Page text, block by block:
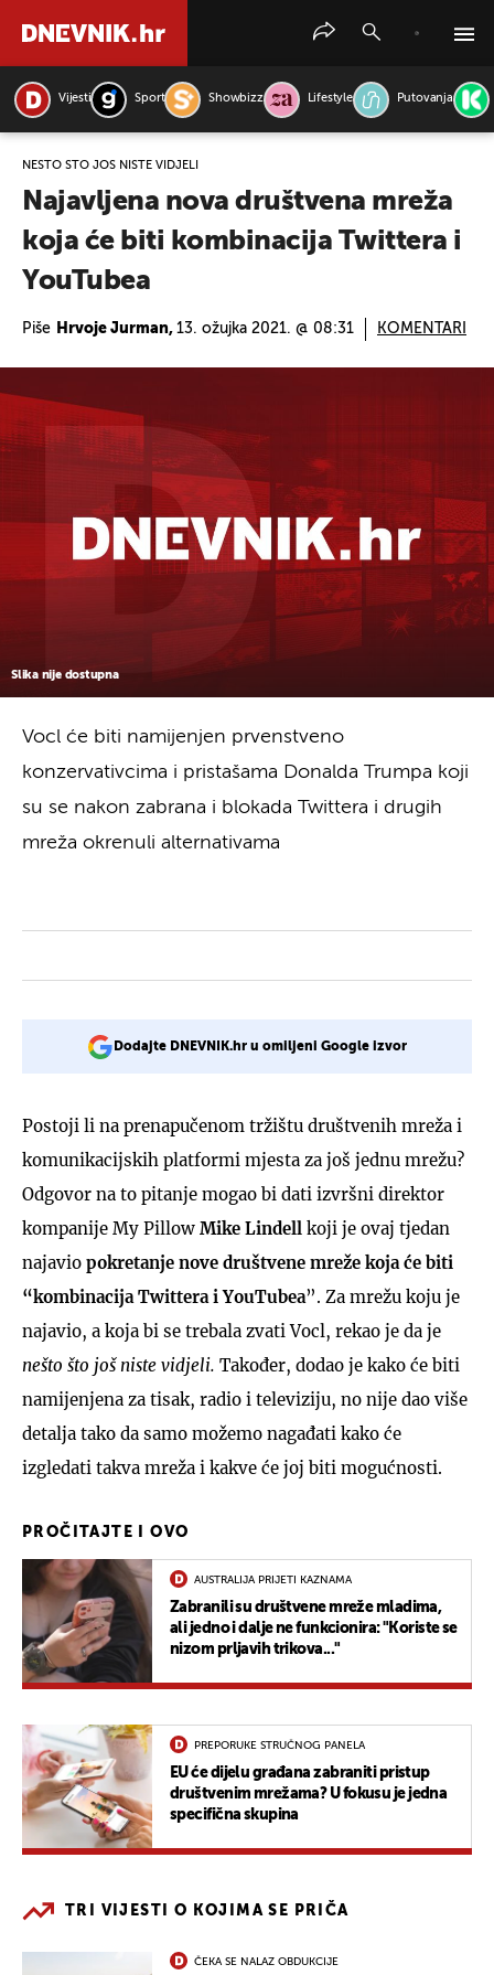
Vijesti Sport Showbizz Lifestyle Putovanja
NEŠTO ŠTO JOŠ NISTE VIDJELI
Najavljena nova društvena mreža
koja će biti kombinacija Twittera i
YouTubea
Piše Hrvoje Jurman, 13. ožujka 2021. @ 08:31 KOMENTARI
Slika nije dostupna
Vocl će biti namijenjen prvenstveno
konzervativcima i pristašama Donalda Trumpa koji
su se nakon zabrana i blokada Twittera i drugih
mreža okrenuli alternativama
Dodajte DNEVNIK.hr u omiljeni Google izvor
Postoji li na prenapučenom tržištu društvenih mreža i
komunikacijskih platformi mjesta za još jednu mrežu?
Odgovor na to pitanje mogao bi dati izvršni direktor
kompanije My Pillow Mike Lindell koji je ovaj tjedan
najavio pokretanje nove društvene mreže koja će biti
“kombinacija Twittera i YouTubea”. Za mrežu koju je
najavio, a koja bi se trebala zvati Vocl, rekao je da je
nešto što još niste vidjeli. Također, dodao je kako će biti
namijenjena za tisak, radio i televiziju, no nije dao više
detalja tako da samo možemo nagađati kako će
izgledati takva mreža i kakve će joj biti mogućnosti.
PROČITAJTE I OVO
AUSTRALIJA PRIJETI KAZNAMA
Zabranili su društvene mreže mladima,
ali jedno i dalje ne funkcionira: "Koriste se
nizom prljavih trikova..."
PREPORUKE STRUČNOG PANELA
EU će dijelu građana zabraniti pristup
društvenim mrežama? U fokusu je jedna
specifična skupina
TRI VIJESTI O KOJIMA SE PRIČA
ČEKA SE NALAZ OBDUKCIJE
PRETRAŽITE VIJESTI